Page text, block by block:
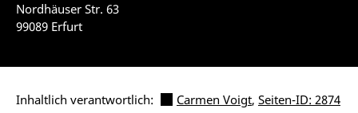
Nordhäuser Str. 63
99089 Erfurt
Inhaltlich verantwortlich: Carmen Voigt, Seiten-ID: 2874